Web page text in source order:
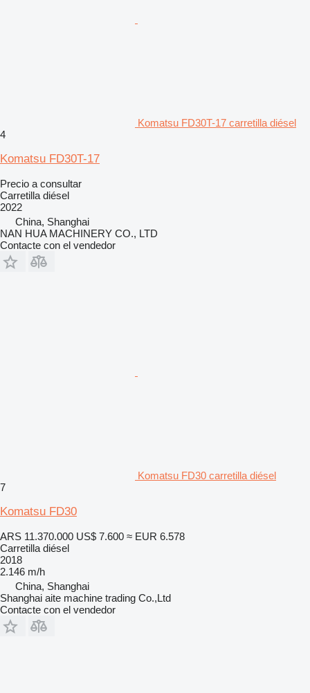
Komatsu FD30T-17 carretilla diésel
4
Komatsu FD30T-17
Precio a consultar
Carretilla diésel
2022
China, Shanghai
NAN HUA MACHINERY CO., LTD
Contacte con el vendedor
Komatsu FD30 carretilla diésel
7
Komatsu FD30
ARS 11.370.000 US$ 7.600 ≈ EUR 6.578
Carretilla diésel
2018
2.146 m/h
China, Shanghai
Shanghai aite machine trading Co.,Ltd
Contacte con el vendedor